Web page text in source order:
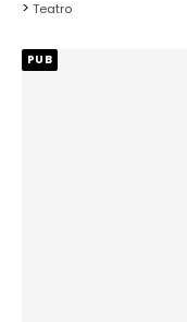
Teatro
PUB